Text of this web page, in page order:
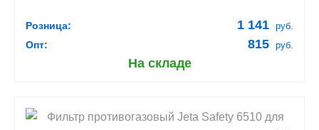
Розница: 1 141 руб.
Опт: 815 руб.
На складе
shopping_cart В КОРЗИНУ